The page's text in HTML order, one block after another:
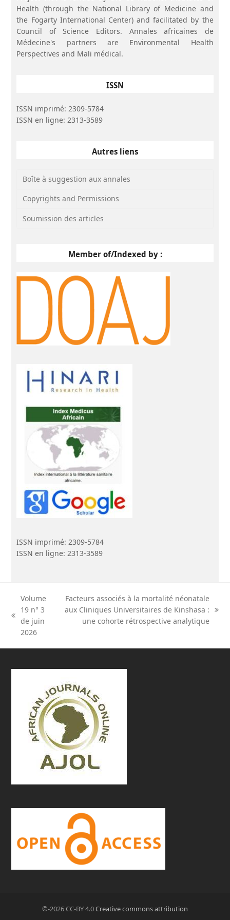
Accepté le 4 avril 2026
https://dx.doi.org/10.4314/aamed.v19i3.2
Health (through the National Library of Medicine and
the Fogarty International Center) and facilitated by the
Council of Science Editors. Annales africaines de
Médecine's partners are Environmental Health
Perspectives and Mali médical.
ISSN
ISSN imprimé: 2309-5784
ISSN en ligne: 2313-3589
Autres liens
Boîte à suggestion aux annales
Copyrights and Permissions
Soumission des articles
Member of/Indexed by :
ISSN imprimé: 2309-5784
ISSN en ligne: 2313-3589
previous
post:
Volume
19 n° 3
de juin
2026
next
Facteurs associés à la mortalité néonatale
aux Cliniques Universitaires de Kinshasa :
une cohorte rétrospective analytique
©-2026 CC-BY 4.0Creative commons attribution